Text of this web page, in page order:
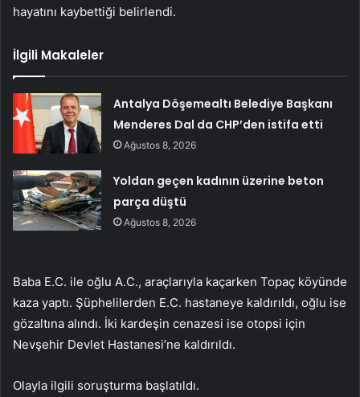
hayatını kaybettiği belirlendi.
İlgili Makaleler
Antalya Döşemealtı Belediye Başkanı
Menderes Dal da CHP’den istifa etti
Ağustos 8, 2026
Yoldan geçen kadının üzerine beton
parça düştü
Ağustos 8, 2026
Baba E.C. ile oğlu A.C., araçlarıyla kaçarken Topaç köyünde
kaza yaptı. Şüphelilerden E.C. hastaneye kaldırıldı, oğlu ise
gözaltına alındı. İki kardeşin cenazesi ise otopsi için
Nevşehir Devlet Hastanesi’ne kaldırıldı.
Olayla ilgili soruşturma başlatıldı.